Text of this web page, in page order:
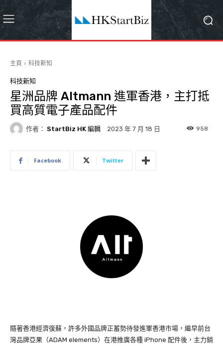
主頁 科技新知
科技新知
星洲品牌 Altmann 進軍香港，主打抵
買高質電子產品配件
作者： StartBiz HK 編輯 2023 年 7 月 18 日 958
Facebook Twitter
隨著香港經濟復蘇，許多外國品牌正蓄勢待發進軍香港市場，繼早前台
灣品牌亞果（ADAM elements）在港推廣各種 iPhone 配件後，主力銷